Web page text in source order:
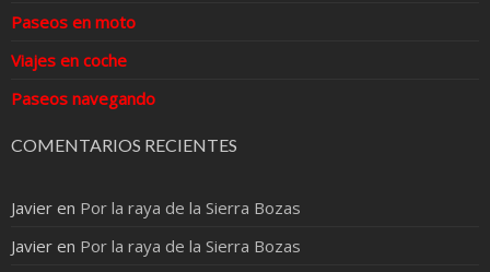
Paseos en moto
Viajes en coche
Paseos navegando
COMENTARIOS RECIENTES
Javier en Por la raya de la Sierra Bozas
Javier en Por la raya de la Sierra Bozas